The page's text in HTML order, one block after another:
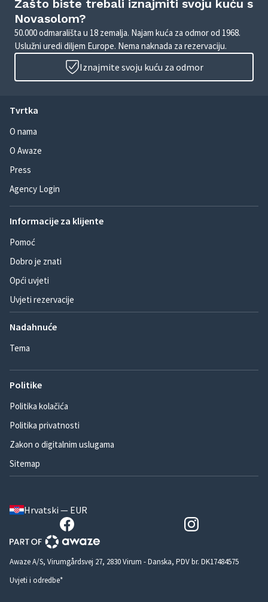
Zašto biste trebali iznajmiti svoju kuću s
Novasolom?
50.000 odmarališta u 18 zemalja. Najam kuća za odmor od 1968.
Uslužni uredi diljem Europe. Nema naknada za rezervaciju.
Iznajmite svoju kuću za odmor
Tvrtka
O nama
O Awaze
Press
Agency Login
Informacije za klijente
Pomoć
Dobro je znati
Opći uvjeti
Uvjeti rezervacije
Nadahnuće
Tema
Politike
Politika kolačića
Politika privatnosti
Zakon o digitalnim uslugama
Sitemap
Hrvatski — EUR
Awaze A/S, Virumgårdsvej 27, 2830 Virum - Danska, PDV br. DK17484575
Uvjeti i odredbe*